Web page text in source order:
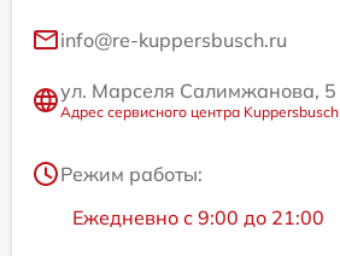
info@re-kuppersbusch.ru
ул. Марселя Салимжанова, 5
Адрес сервисного центра Kuppersbusch
Режим работы:
Ежедневно с 9:00 до 21:00